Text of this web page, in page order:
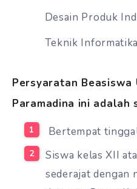
Desain Produk
Teknik Informatika
Persyaratan Beasiswa
Paramadina ini adalah
Bertempat
Siswa kelas XII
sederajat dengan